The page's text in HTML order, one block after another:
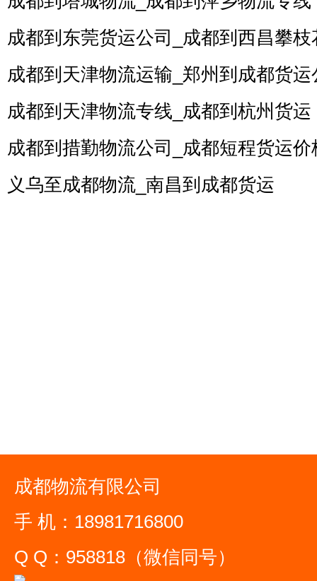
成都到东莞货运公司_成都到西昌攀
成都到天津物流运输_郑州到成都货运
成都到天津物流专线_成都到杭州货运
成都到措勤物流公司_成都短程货运价
义乌至成都物流_南昌到成都货运
成都物流有限公司
手 机：18981716800
Q Q：958818（微信同号）